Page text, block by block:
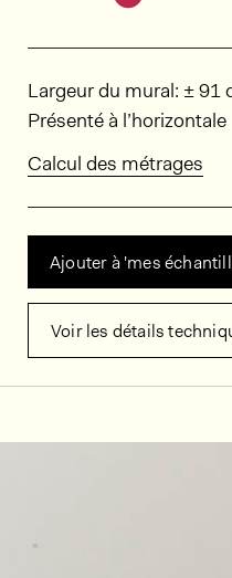
Dimensions
Largeur du mural: ± 91
Présenté à l’horizontale
Calcul des métrages
Ajouter à 'mes
Voir les détails